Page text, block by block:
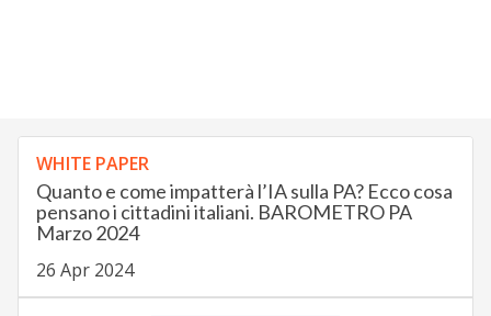
WHITE PAPER
Quanto e come impatterà l’IA sulla PA? Ecco cosa
pensano i cittadini italiani. BAROMETRO PA
Marzo 2024
26 Apr 2024